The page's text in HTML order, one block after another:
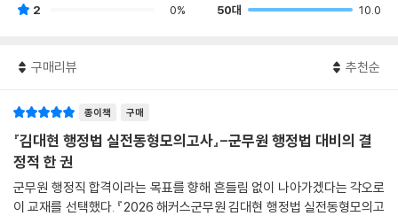
2
0%
50대
10.0
구매리뷰 추천순
종이책 구매
『김대현 행정법 실전동형모의고사』-군무원 행정법 대비의 결
정적 한 권
군무원 행정직 합격이라는 목표를 향해 흔들림 없이 나아가겠다는 각오로
이 교재를 선택했다. 『2026 해커스군무원 김대현 행정법 실전동형모의고